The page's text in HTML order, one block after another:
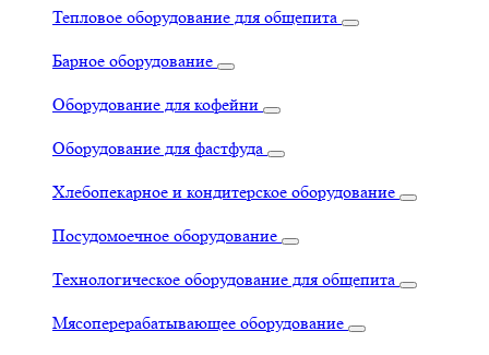
Тепловое оборудование для общепита
Барное оборудование
Оборудование для кофейни
Оборудование для фастфуда
Хлебопекарное и кондитерское оборудование
Посудомоечное оборудование
Технологическое оборудование для общепита
Мясоперерабатывающее оборудование